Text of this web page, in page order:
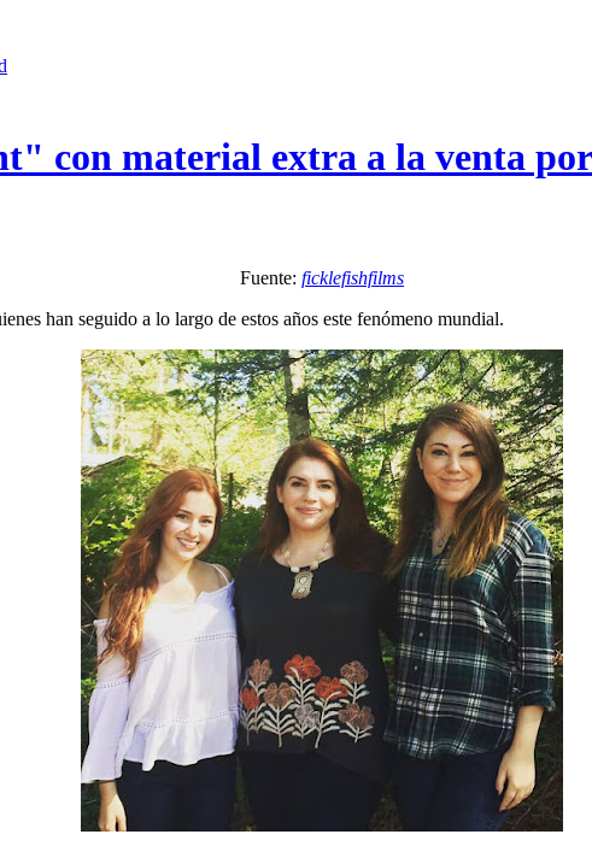
con material extra a la venta
Fuente: ficklefishfilms
han seguido a lo largo de estos años este fenómeno mundial.